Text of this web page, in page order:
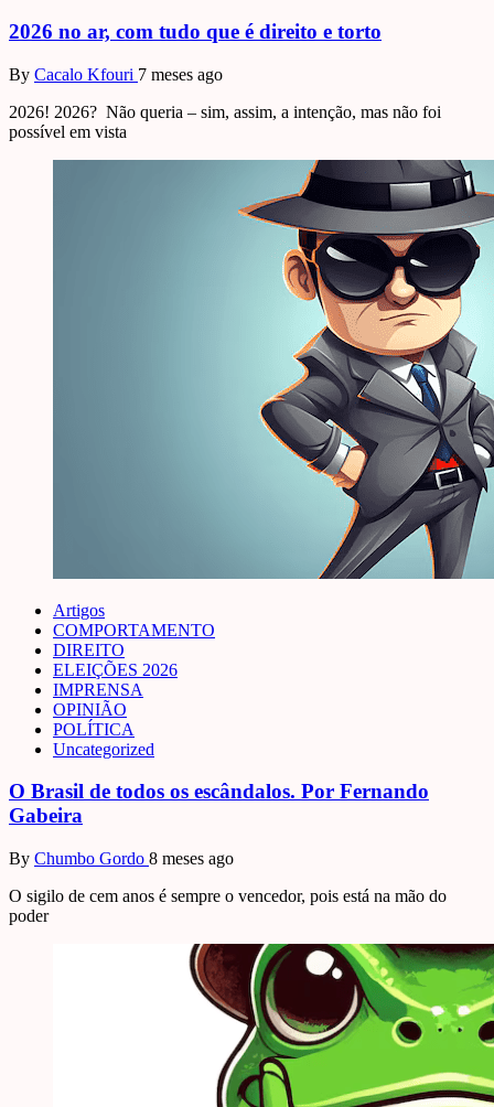
2026 no ar, com tudo que é direito e torto
By Cacalo Kfouri 7 meses ago
2026! 2026? Não queria – sim, assim, a intenção, mas não foi
possível em vista
Artigos
COMPORTAMENTO
DIREITO
ELEIÇÕES 2026
IMPRENSA
OPINIÃO
POLÍTICA
Uncategorized
O Brasil de todos os escândalos. Por Fernando
Gabeira
By Chumbo Gordo 8 meses ago
O sigilo de cem anos é sempre o vencedor, pois está na mão do
poder